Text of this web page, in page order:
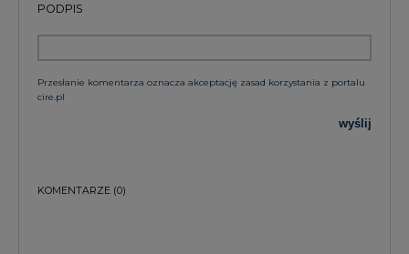
PODPIS
Przesłanie komentarza oznacza akceptację zasad korzystania z portalu
cire.pl
wyślij
KOMENTARZE (0)